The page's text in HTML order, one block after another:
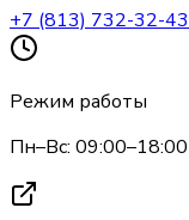
+7 (813) 732-32-43
Режим работы
Пн–Вс: 09:00–18:00